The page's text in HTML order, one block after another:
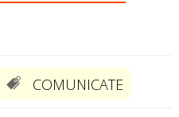
COMUNICATE